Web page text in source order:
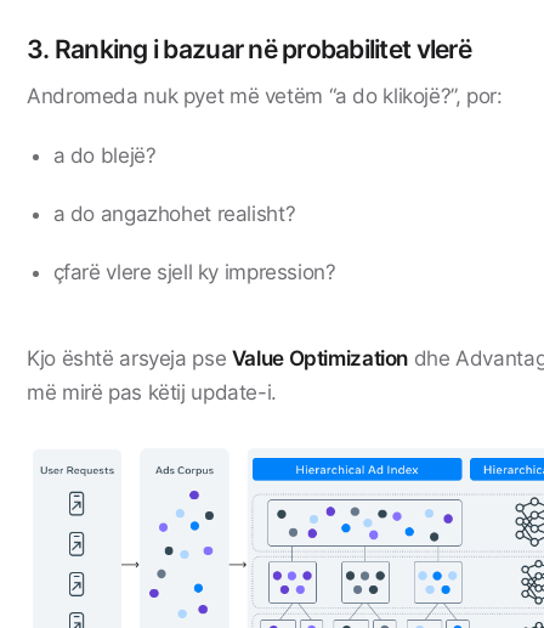
3. Ranking i bazuar në probabilitet vlerë
Andromeda nuk pyet më vetëm “a do klikojë?”, por:
a do blejë?
a do angazhohet realisht?
çfarë vlere sjell ky impression?
Kjo është arsyeja pse Value Optimization dhe
më mirë pas këtij update-i.